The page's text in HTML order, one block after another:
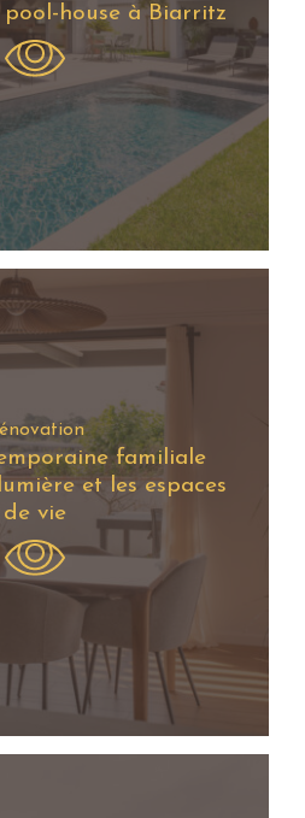
pool-house à Biarritz
familiale
et les espaces
de vie